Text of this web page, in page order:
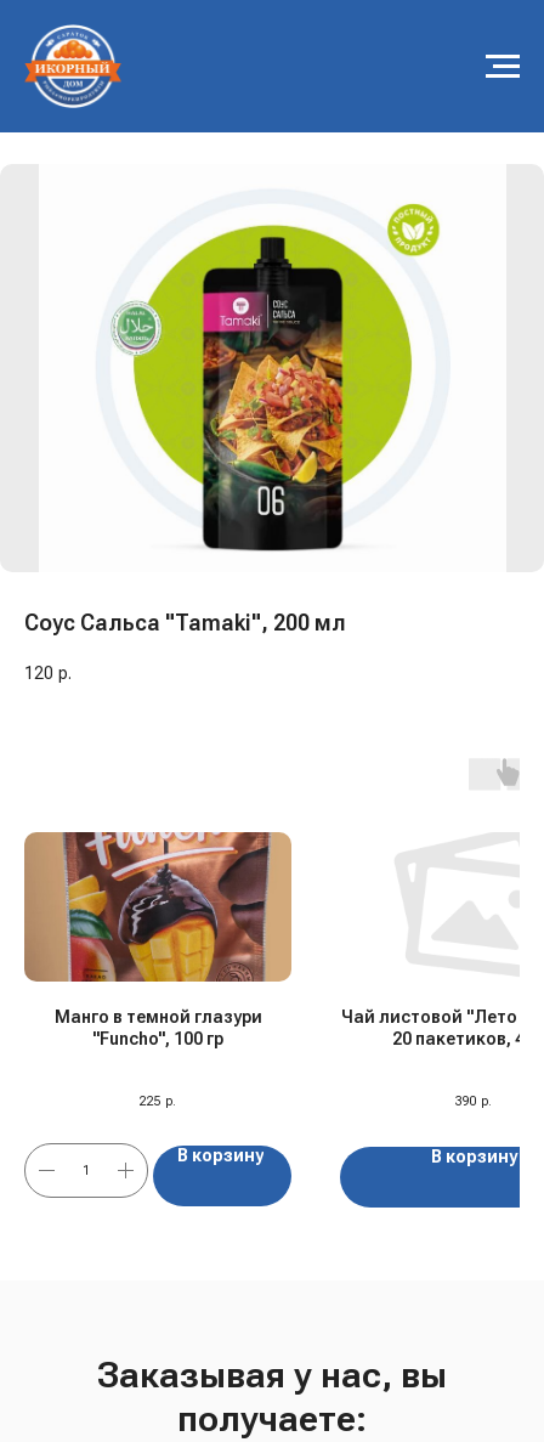
Соус Сальса "Tamaki", 200 мл
120 р.
Манго в темной глазури
"Funcho", 100 гр
225 р.
В корзину
Чай листовой "Лето на
20 пакетиков, 40
390 р.
В корзину
Заказывая у нас, вы
получаете: